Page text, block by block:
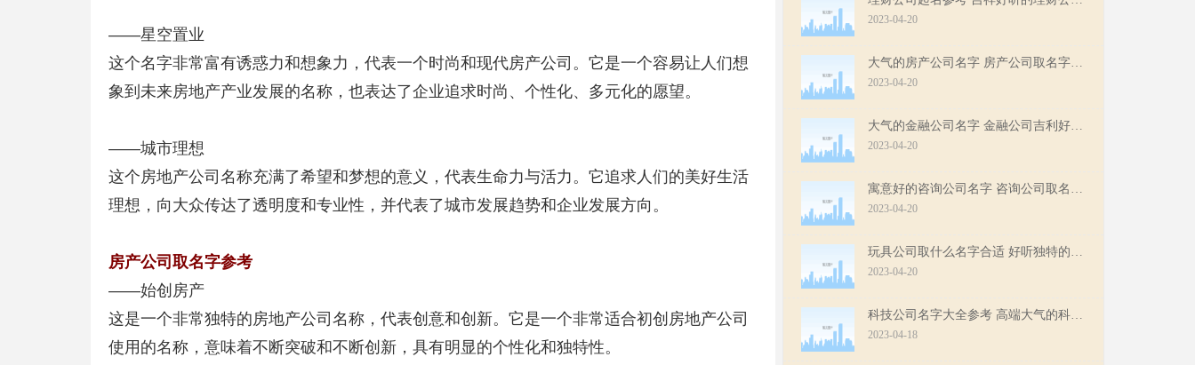
——星空置业
这个名字非常富有诱惑力和想象力，代表一个时尚和现代房产公司。它是一个容易让人们想
象到未来房地产产业发展的名称，也表达了企业追求时尚、个性化、多元化的愿望。
——城市理想
这个房地产公司名称充满了希望和梦想的意义，代表生命力与活力。它追求人们的美好生活
理想，向大众传达了透明度和专业性，并代表了城市发展趋势和企业发展方向。
房产公司取名字参考
——始创房产
这是一个非常独特的房地产公司名称，代表创意和创新。它是一个非常适合初创房地产公司
使用的名称，意味着不断突破和不断创新，具有明显的个性化和独特性。
2023-04-20
2023-04-20
2023-04-20
2023-04-20
2023-04-20
2023-04-18